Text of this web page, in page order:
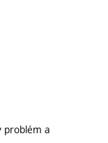
problém a